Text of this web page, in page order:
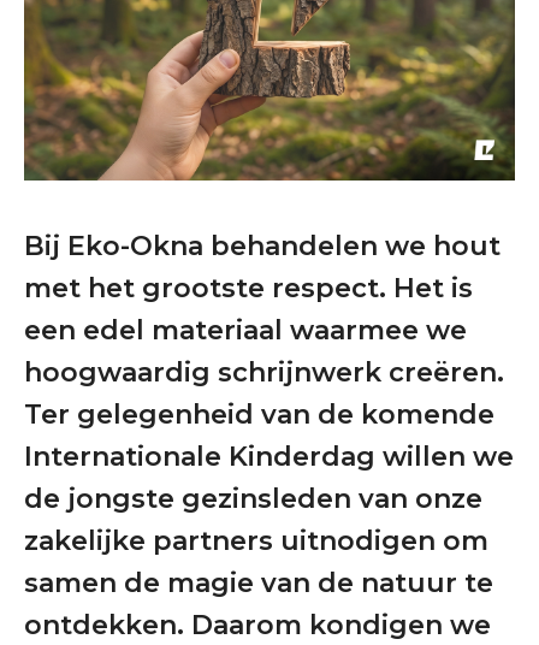
Bij Eko-Okna behandelen we hout
met het grootste respect. Het is
een edel materiaal waarmee we
hoogwaardig schrijnwerk creëren.
Ter gelegenheid van de komende
Internationale Kinderdag willen we
de jongste gezinsleden van onze
zakelijke partners uitnodigen om
samen de magie van de natuur te
ontdekken. Daarom kondigen we